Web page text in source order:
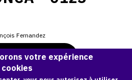
Fernandez
d'information
votre expérience